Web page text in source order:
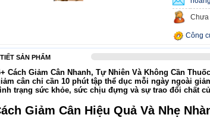
Chưa
Công
SẢN PHẨM
Cách Giảm Cân Nhanh, Tự Nhiên Và Không Cần
cân chỉ cần 10 phút tập thể dục mỗi ngày ngoài
trạng sức khỏe, sức chịu đựng và sự trao đổi chất
Giảm Cân Hiệu Quả Và Nhẹ